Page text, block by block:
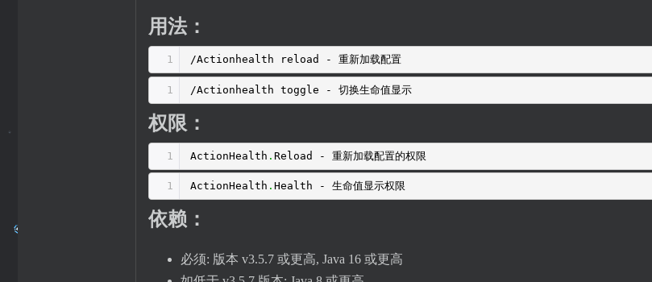
用法：
1 /Actionhealth reload - 重新加载配置
1 /Actionhealth toggle - 切换生命值显示
权限：
1 ActionHealth . Reload - 重新加载配置的权限
1 ActionHealth . Health - 生命值显示权限
依赖：
必须: 版本 v3.5.7 或更高, Java 16 或更高